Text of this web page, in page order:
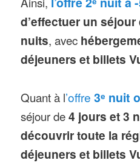
d’effectuer un
nuits, avec
déjeuners et billets
Quant à l’offre3ᵉ nuit
séjour de4 jours et 3
découvrir toute la
déjeuners et billets